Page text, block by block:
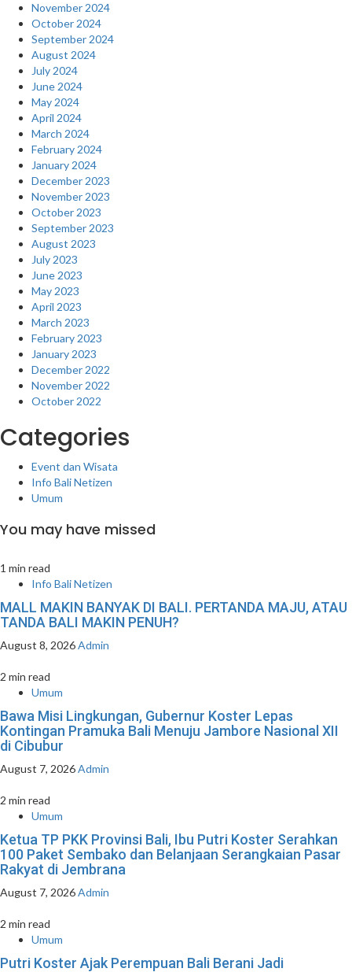
November 2024
October 2024
September 2024
August 2024
July 2024
June 2024
May 2024
April 2024
March 2024
February 2024
January 2024
December 2023
November 2023
October 2023
September 2023
August 2023
July 2023
June 2023
May 2023
April 2023
March 2023
February 2023
January 2023
December 2022
November 2022
October 2022
Categories
Event dan Wisata
Info Bali Netizen
Umum
You may have missed
1 min read
Info Bali Netizen
MALL MAKIN BANYAK DI BALI. PERTANDA MAJU, ATAU
TANDA BALI MAKIN PENUH?
August 8, 2026Admin
2 min read
Umum
Bawa Misi Lingkungan, Gubernur Koster Lepas
Kontingan Pramuka Bali Menuju Jambore Nasional XII
di Cibubur
August 7, 2026Admin
2 min read
Umum
Ketua TP PKK Provinsi Bali, Ibu Putri Koster Serahkan
100 Paket Sembako dan Belanjaan Serangkaian Pasar
Rakyat di Jembrana
August 7, 2026Admin
2 min read
Umum
Putri Koster Ajak Perempuan Bali Berani Jadi